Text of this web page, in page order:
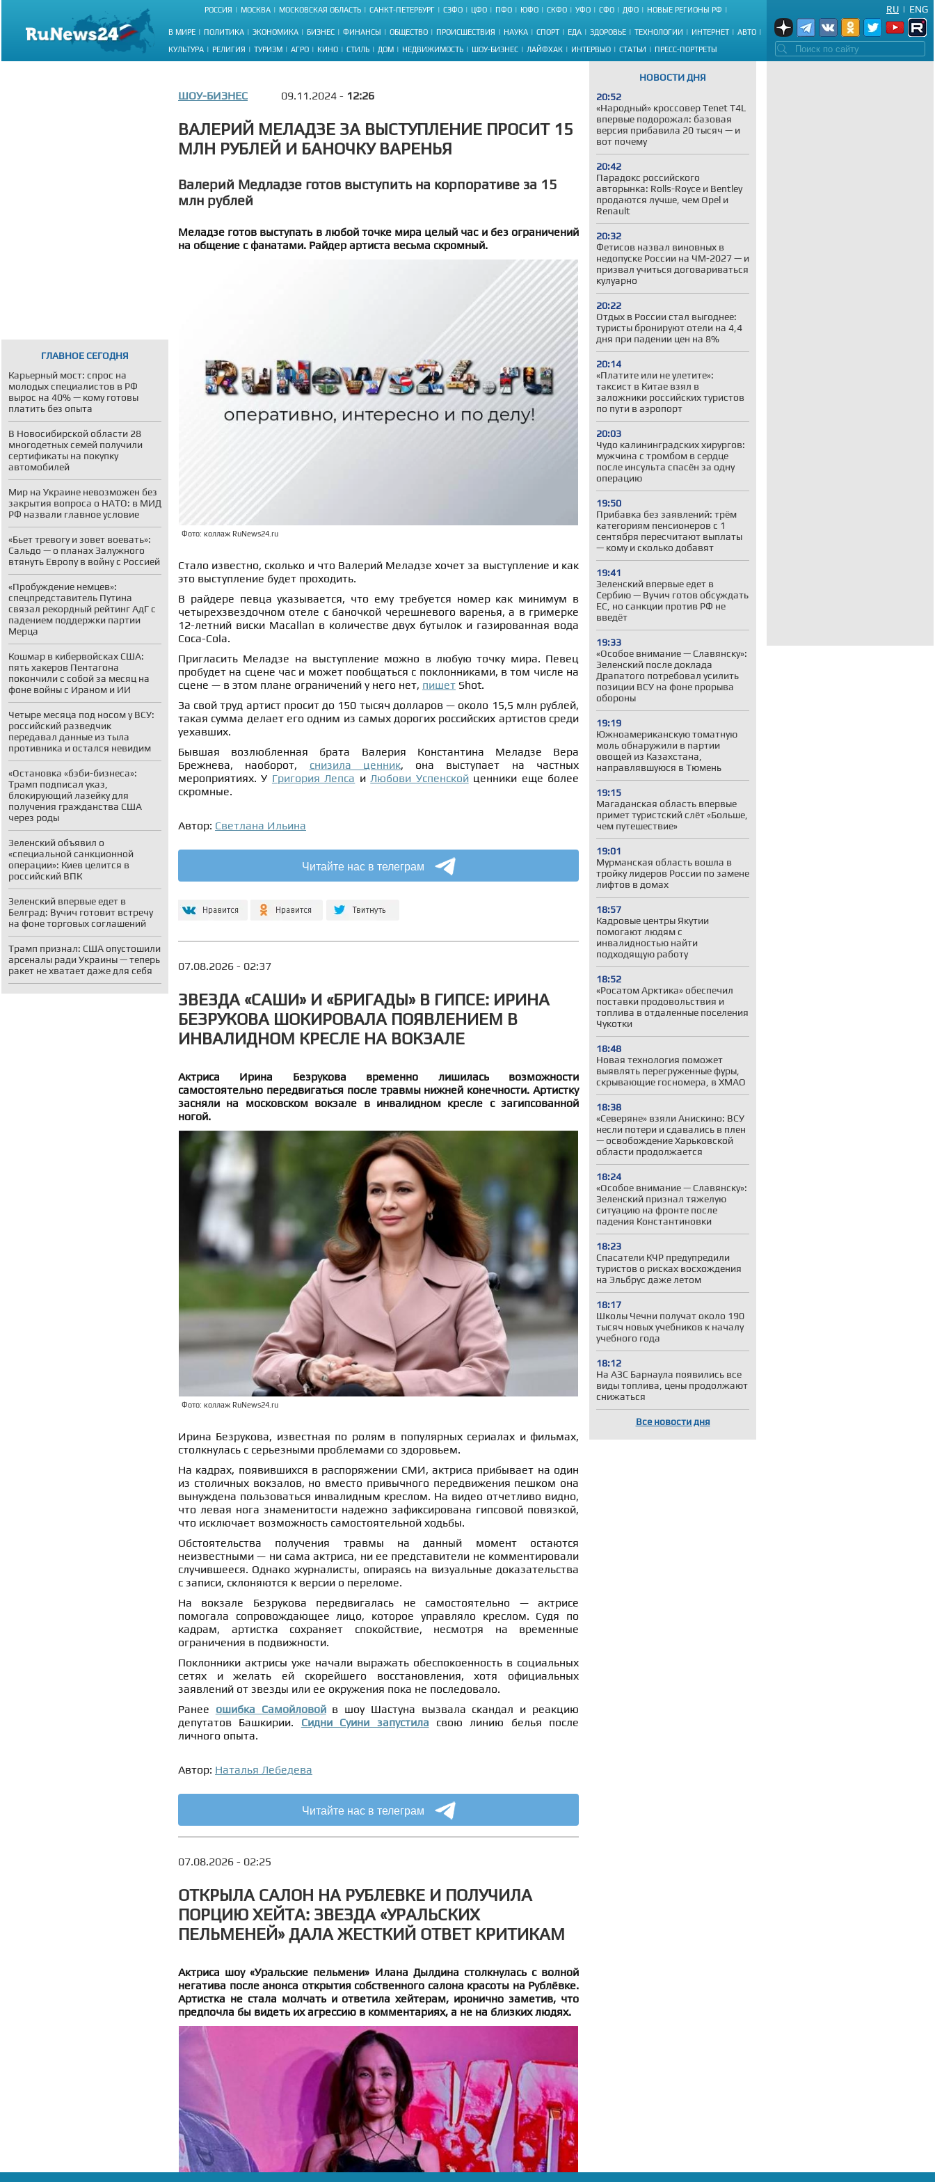
РОССИЯ МОСКВА МОСКОВСКАЯ ОБЛАСТЬ САНКТ-ПЕТЕРБУРГ СЗФО ЦФО ПФО ЮФО СКФО УФО СФО ДФО НОВЫЕ РЕГИОНЫ РФ
В МИРЕ ПОЛИТИКА ЭКОНОМИКА БИЗНЕС ФИНАНСЫ ОБЩЕСТВО ПРОИСШЕСТВИЯ НАУКА СПОРТ ЕДА ЗДОРОВЬЕ ТЕХНОЛОГИИ ИНТЕРНЕТ АВТО
КУЛЬТУРА РЕЛИГИЯ ТУРИЗМ АГРО КИНО СТИЛЬ ДОМ НЕДВИЖИМОСТЬ ШОУ-БИЗНЕС ЛАЙФХАК ИНТЕРВЬЮ СТАТЬИ ПРЕСС-ПОРТРЕТЫ
ENG
|
RU
ГЛАВНОЕ СЕГОДНЯ
Карьерный мост: спрос на
молодых специалистов в РФ
вырос на 40% — кому готовы
платить без опыта
В Новосибирской области 28
многодетных семей получили
сертификаты на покупку
автомобилей
Мир на Украине невозможен без
закрытия вопроса о НАТО: в МИД
РФ назвали главное условие
«Бьет тревогу и зовет воевать»:
Сальдо — о планах Залужного
втянуть Европу в войну с Россией
«Пробуждение немцев»:
спецпредставитель Путина
связал рекордный рейтинг АдГ с
падением поддержки партии
Мерца
Кошмар в кибервойсках США:
пять хакеров Пентагона
покончили с собой за месяц на
фоне войны с Ираном и ИИ
Четыре месяца под носом у ВСУ:
российский разведчик
передавал данные из тыла
противника и остался невидим
«Остановка «бэби-бизнеса»:
Трамп подписал указ,
блокирующий лазейку для
получения гражданства США
через роды
Зеленский объявил о
«специальной санкционной
операции»: Киев целится в
российский ВПК
Зеленский впервые едет в
Белград: Вучич готовит встречу
на фоне торговых соглашений
Трамп признал: США опустошили
арсеналы ради Украины — теперь
ракет не хватает даже для себя
НОВОСТИ ДНЯ
20:52
«Народный» кроссовер Tenet T4L
впервые подорожал: базовая
версия прибавила 20 тысяч — и
вот почему
20:42
Парадокс российского
авторынка: Rolls-Royce и Bentley
продаются лучше, чем Opel и
Renault
20:32
Фетисов назвал виновных в
недопуске России на ЧМ-2027 — и
призвал учиться договариваться
кулуарно
20:22
Отдых в России стал выгоднее:
туристы бронируют отели на 4,4
дня при падении цен на 8%
20:14
«Платите или не улетите»:
таксист в Китае взял в
заложники российских туристов
по пути в аэропорт
20:03
Чудо калининградских хирургов:
мужчина с тромбом в сердце
после инсульта спасён за одну
операцию
19:50
Прибавка без заявлений: трём
категориям пенсионеров с 1
сентября пересчитают выплаты
— кому и сколько добавят
19:41
Зеленский впервые едет в
Сербию — Вучич готов обсуждать
ЕС, но санкции против РФ не
введёт
19:33
«Особое внимание — Славянску»:
Зеленский после доклада
Драпатого потребовал усилить
позиции ВСУ на фоне прорыва
обороны
19:19
Южноамериканскую томатную
моль обнаружили в партии
овощей из Казахстана,
направлявшуюся в Тюмень
19:15
Магаданская область впервые
примет туристский слёт «Больше,
чем путешествие»
19:01
Мурманская область вошла в
тройку лидеров России по замене
лифтов в домах
18:57
Кадровые центры Якутии
помогают людям с
инвалидностью найти
подходящую работу
18:52
«Росатом Арктика» обеспечил
поставки продовольствия и
топлива в отдаленные поселения
Чукотки
18:48
Новая технология поможет
выявлять перегруженные фуры,
скрывающие госномера, в ХМАО
18:38
«Северяне» взяли Анискино: ВСУ
несли потери и сдавались в плен
— освобождение Харьковской
области продолжается
18:24
«Особое внимание — Славянску»:
Зеленский признал тяжелую
ситуацию на фронте после
падения Константиновки
18:23
Спасатели КЧР предупредили
туристов о рисках восхождения
на Эльбрус даже летом
18:17
Школы Чечни получат около 190
тысяч новых учебников к началу
учебного года
18:12
На АЗС Барнаула появились все
виды топлива, цены продолжают
снижаться
Все новости дня
ШОУ-БИЗНЕС 09.11.2024 - 12:26
ВАЛЕРИЙ МЕЛАДЗЕ ЗА ВЫСТУПЛЕНИЕ ПРОСИТ 15
МЛН РУБЛЕЙ И БАНОЧКУ ВАРЕНЬЯ
Валерий Медладзе готов выступить на корпоративе за 15
млн рублей
Меладзе готов выступать в любой точке мира целый час и без ограничений
на общение с фанатами. Райдер артиста весьма скромный.
Фото: коллаж RuNews24.ru
Стало известно, сколько и что Валерий Меладзе хочет за выступление и как
это выступление будет проходить.
В райдере певца указывается, что ему требуется номер как минимум в
четырехзвездочном отеле с баночкой черешневого варенья, а в гримерке
12-летний виски Macallan в количестве двух бутылок и газированная вода
Coca-Cola.
Пригласить Меладзе на выступление можно в любую точку мира. Певец
пробудет на сцене час и может пообщаться с поклонниками, в том числе на
сцене — в этом плане ограничений у него нет, пишет Shot.
За свой труд артист просит до 150 тысяч долларов — около 15,5 млн рублей,
такая сумма делает его одним из самых дорогих российских артистов среди
уехавших.
Бывшая возлюбленная брата Валерия Константина Меладзе Вера
Брежнева, наоборот, снизила ценник, она выступает на частных
мероприятиях. У Григория Лепса иЛюбови Успенскойценники еще более
скромные.
Автор: Светлана Ильина
Читайте нас в телеграм
07.08.2026 - 02:37
ЗВЕЗДА «САШИ» И «БРИГАДЫ» В ГИПСЕ: ИРИНА
БЕЗРУКОВА ШОКИРОВАЛА ПОЯВЛЕНИЕМ В
ИНВАЛИДНОМ КРЕСЛЕ НА ВОКЗАЛЕ
Актриса Ирина Безрукова временно лишилась возможности
самостоятельно передвигаться после травмы нижней конечности. Артистку
засняли на московском вокзале в инвалидном кресле с загипсованной
ногой.
Фото: коллаж RuNews24.ru
Ирина Безрукова, известная по ролям в популярных сериалах и фильмах,
столкнулась с серьезными проблемами со здоровьем.
На кадрах, появившихся в распоряжении СМИ, актриса прибывает на один
из столичных вокзалов, но вместо привычного передвижения пешком она
вынуждена пользоваться инвалидным креслом. На видео отчетливо видно,
что левая нога знаменитости надежно зафиксирована гипсовой повязкой,
что исключает возможность самостоятельной ходьбы.
Обстоятельства получения травмы на данный момент остаются
неизвестными — ни сама актриса, ни ее представители не комментировали
случившееся. Однако журналисты, опираясь на визуальные доказательства
с записи, склоняются к версии о переломе.
На вокзале Безрукова передвигалась не самостоятельно — актрисе
помогала сопровождающее лицо, которое управляло креслом. Судя по
кадрам, артистка сохраняет спокойствие, несмотря на временные
ограничения в подвижности.
Поклонники актрисы уже начали выражать обеспокоенность в социальных
сетях и желать ей скорейшего восстановления, хотя официальных
заявлений от звезды или ее окружения пока не последовало.
Ранее ошибка Самойловойв шоу Шастуна вызвала скандал и реакцию
депутатов Башкирии. Сидни Суини запустила
свою линию белья после
личного опыта.
Автор: Наталья Лебедева
Читайте нас в телеграм
07.08.2026 - 02:25
ОТКРЫЛА САЛОН НА РУБЛЕВКЕ И ПОЛУЧИЛА
ПОРЦИЮ ХЕЙТА: ЗВЕЗДА «УРАЛЬСКИХ
ПЕЛЬМЕНЕЙ» ДАЛА ЖЕСТКИЙ ОТВЕТ КРИТИКАМ
Актриса шоу «Уральские пельмени» Илана Дылдина столкнулась с волной
негатива после анонса открытия собственного салона красоты на Рублёвке.
Артистка не стала молчать и ответила хейтерам, иронично заметив, что
предпочла бы видеть их агрессию в комментариях, а не на близких людях.